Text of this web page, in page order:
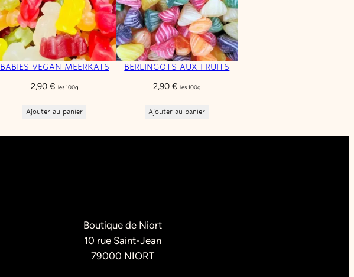
BABIES VEGAN MEERKATS
2,90€ les 100g
Ajouter au panier
BERLINGOTS AUX FRUITS
2,90€ les 100g
Ajouter au panier
Boutique de Niort
10 rue Saint-Jean
79000 NIORT